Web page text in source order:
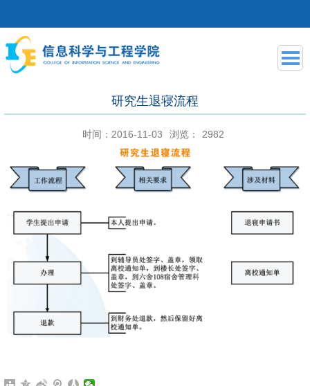
研究生退寝流程
时间：2016-11-03 浏览： 2982